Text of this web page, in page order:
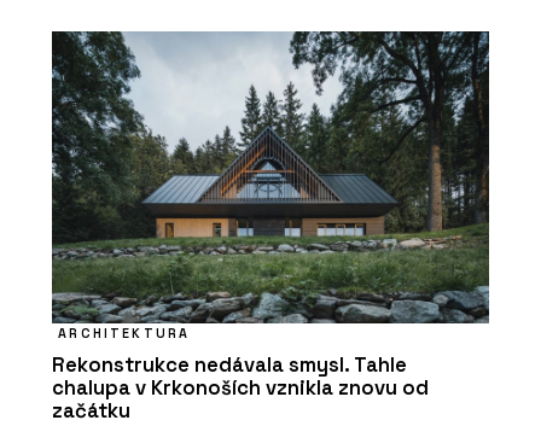
ARCHITEKTURA
Rekonstrukce nedávala smysl. Tahle
chalupa v Krkonoších vznikla znovu od
začátku